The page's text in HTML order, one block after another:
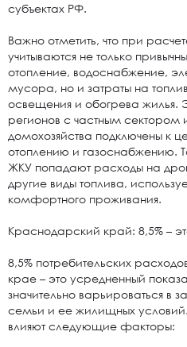
субъектах РФ.
Важно отметить, что при
учитываются не только
отопление, водоснабжение,
мусора, но и затраты на
освещения и обогрева жилья.
регионов с частным сектором
домохозяйства подключены к
отоплению и газоснабжению.
ЖКУ попадают расходы на
другие виды топлива,
комфортного проживания.
Краснодарский край: 8,5% –
8,5% потребительских
крае – это усредненный
значительно варьироваться в
семьи и ее жилищных
влияют следующие факторы: